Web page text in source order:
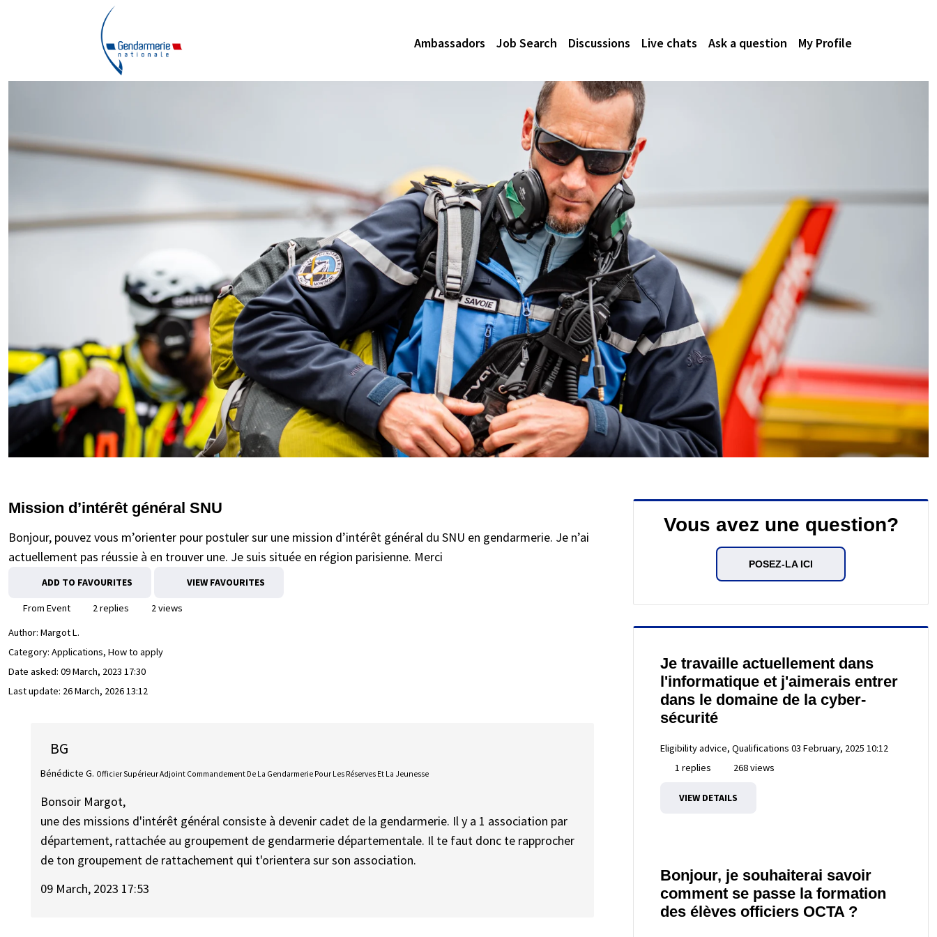
Ambassadors Job Search Discussions Live chats Ask a question My Profile
Mission d’intérêt général SNU
Bonjour, pouvez vous m’orienter pour postuler sur une mission d’intérêt général du SNU en gendarmerie. Je n’ai
actuellement pas réussie à en trouver une. Je suis située en région parisienne. Merci
ADD TO FAVOURITES VIEW FAVOURITES
From Event 2 replies
2 views
Author: Margot L.
Category: Applications, How to apply
Date asked: 09 March, 2023 17:30
Last update: 26 March, 2026 13:12
BG
Bénédicte G. Officier Supérieur Adjoint Commandement De La Gendarmerie Pour Les Réserves Et La Jeunesse
Bonsoir Margot,
une des missions d'intérêt général consiste à devenir cadet de la gendarmerie. Il y a 1 association par
département, rattachée au groupement de gendarmerie départementale. Il te faut donc te rapprocher
de ton groupement de rattachement qui t'orientera sur son association.
09 March, 2023 17:53
Vous avez une question?
POSEZ-LA ICI
Je travaille actuellement dans
l'informatique et j'aimerais entrer
dans le domaine de la cyber-
sécurité
Eligibility advice, Qualifications 03 February, 2025 10:12
1 replies
268 views
VIEW DETAILS
Bonjour, je souhaiterai savoir
comment se passe la formation
des élèves officiers OCTA ?